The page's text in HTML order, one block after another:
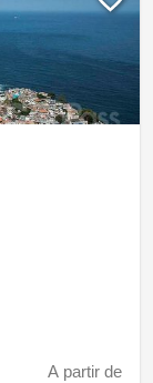
A partir de